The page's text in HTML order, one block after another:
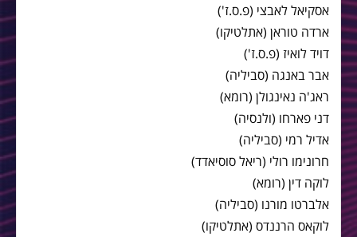
אסקיאל לאבצי (פ.ס.ז')
ארדה טוראן (אתלטיקו)
דויד לואיז (פ.ס.ז')
אבר באנגה (סביליה)
ראג'ה נאינגולן (רומא)
דני פארחו (ולנסיה)
אדיל רמי (סביליה)
חרונימו רולי (ריאל סוסיאדד)
לוקה דין (רומא)
אלברטו מורנו (סביליה)
לוקאס הרננדס (אתלטיקו)